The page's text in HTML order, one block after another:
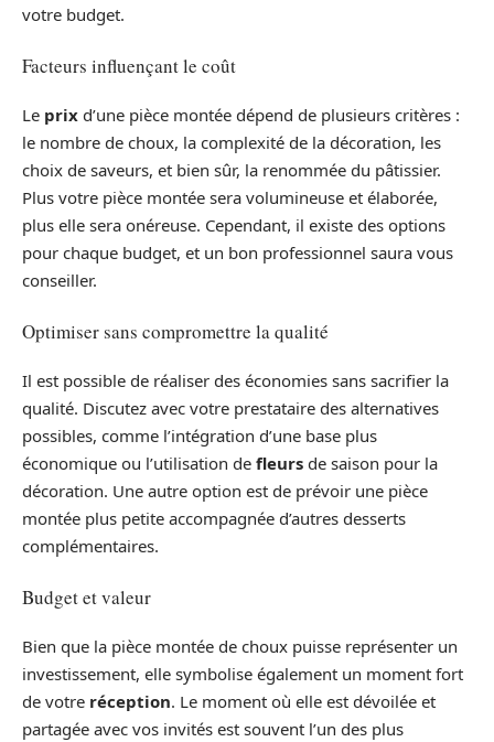
votre budget.
Facteurs influençant le coût
Le prix d’une pièce montée dépend de plusieurs critères :
le nombre de choux, la complexité de la décoration, les
choix de saveurs, et bien sûr, la renommée du pâtissier.
Plus votre pièce montée sera volumineuse et élaborée,
plus elle sera onéreuse. Cependant, il existe des options
pour chaque budget, et un bon professionnel saura vous
conseiller.
Optimiser sans compromettre la qualité
Il est possible de réaliser des économies sans sacrifier la
qualité. Discutez avec votre prestataire des alternatives
possibles, comme l’intégration d’une base plus
économique ou l’utilisation de fleurs de saison pour la
décoration. Une autre option est de prévoir une pièce
montée plus petite accompagnée d’autres desserts
complémentaires.
Budget et valeur
Bien que la pièce montée de choux puisse représenter un
investissement, elle symbolise également un moment fort
de votre réception. Le moment où elle est dévoilée et
partagée avec vos invités est souvent l’un des plus